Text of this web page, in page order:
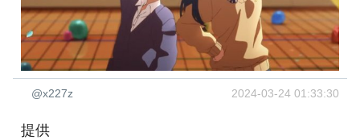
@x227z 2024-03-24 01:33:30
提供